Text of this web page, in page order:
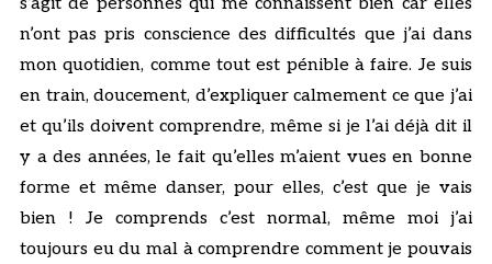
n’ont pas pris conscience des difficultés que j’ai dans
mon quotidien, comme tout est pénible à faire. Je suis
en train, doucement, d’expliquer calmement ce que j’ai
et qu’ils doivent comprendre, même si je l’ai déjà dit il
y a des années, le fait qu’elles m’aient vues en bonne
forme et même danser, pour elles, c’est que je vais
bien ! Je comprends c’est normal, même moi j’ai
toujours eu du mal à comprendre comment je pouvais